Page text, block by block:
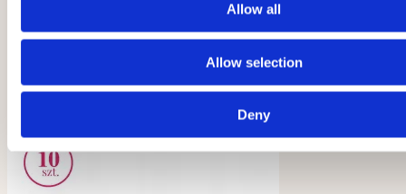
Allow all
Allow selection
Deny